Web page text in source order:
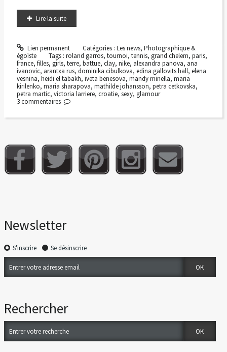
Lire la suite
Lien permanent Catégories : Les news, Photographique &
égoïste
Tags :roland garros,tournoi,tennis,grand chelem,paris,
france, filles, girls, terre, battue, clay, nike, alexandra panova, ana
ivanovic, arantxa rus, dominika cibulkova, edina gallovits hall, elena
vesnina, heidi el tabakh, iveta benesova, mandy minella, maria
kirilenko, maria sharapova, mathilde johansson, petra cetkovska,
petra martic, victoria larriere, croatie, sexy, glamour
3 commentaires
Newsletter
S'inscrire Se désinscrire
Rechercher